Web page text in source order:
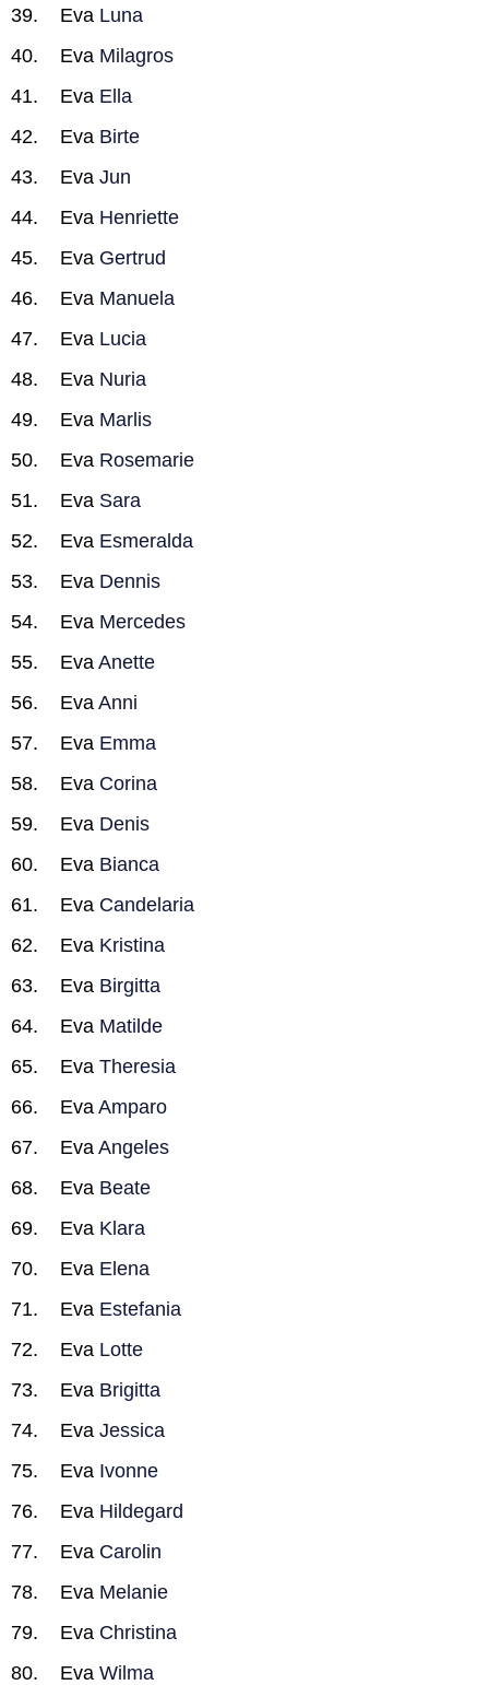
Eva Luna
Eva Milagros
Eva Ella
Eva Birte
Eva Jun
Eva Henriette
Eva Gertrud
Eva Manuela
Eva Lucia
Eva Nuria
Eva Marlis
Eva Rosemarie
Eva Sara
Eva Esmeralda
Eva Dennis
Eva Mercedes
Eva Anette
Eva Anni
Eva Emma
Eva Corina
Eva Denis
Eva Bianca
Eva Candelaria
Eva Kristina
Eva Birgitta
Eva Matilde
Eva Theresia
Eva Amparo
Eva Angeles
Eva Beate
Eva Klara
Eva Elena
Eva Estefania
Eva Lotte
Eva Brigitta
Eva Jessica
Eva Ivonne
Eva Hildegard
Eva Carolin
Eva Melanie
Eva Christina
Eva Wilma